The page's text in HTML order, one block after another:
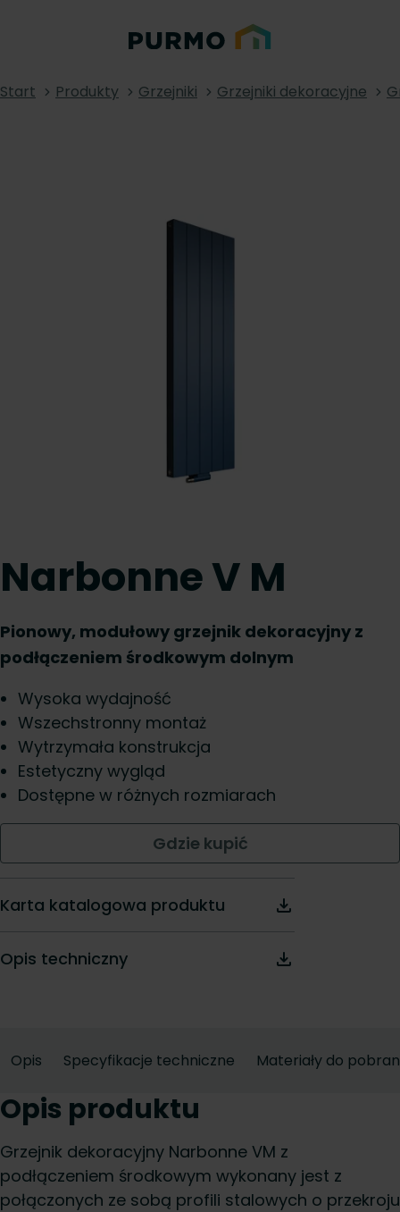
Start Produkty Grzejniki Grzejniki dekoracyjne
Narbonne V M
Pionowy, modułowy grzejnik dekoracyjny z
podłączeniem środkowym dolnym
Wysoka wydajność
Wszechstronny montaż
Wytrzymała konstrukcja
Estetyczny wygląd
Dostępne w różnych rozmiarach
Gdzie kupić
Karta katalogowa produktu
Opis techniczny
Opis Specyfikacje techniczne Materiały do
Opis produktu
Grzejnik dekoracyjny Narbonne VM z
podłączeniem środkowym wykonany jest z
połączonych ze sobą profili stalowych o przekroju